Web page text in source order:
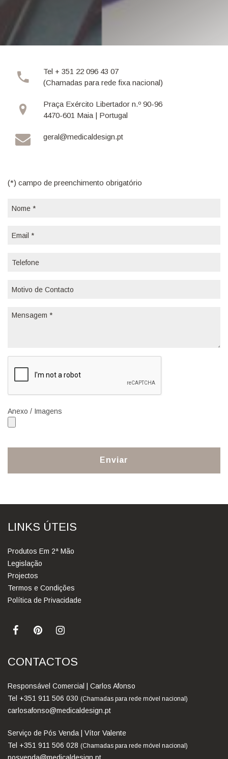
Tel + 351 22 096 43 07
(Chamadas para rede fixa nacional)
Praça Exército Libertador n.º 90-96
4470-601 Maia | Portugal
geral@medicaldesign.pt
(*) campo de preenchimento obrigatório
Anexo / Imagens
Enviar
LINKS ÚTEIS
Produtos Em 2ª Mão
Legislação
Projectos
Termos e Condições
Política de Privacidade
CONTACTOS
Responsável Comercial | Carlos Afonso
Tel +351 911 506 030 (Chamadas para rede móvel nacional)
carlosafonso@medicaldesign.pt
Serviço de Pós Venda | Vítor Valente
Tel +351 911 506 028 (Chamadas para rede móvel nacional)